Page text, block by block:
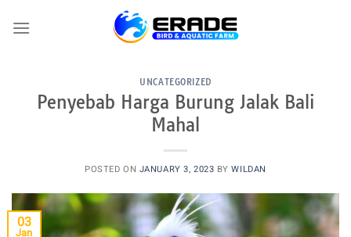
UNCATEGORIZED
Penyebab Harga Burung Jalak Bali
Mahal
POSTED ON JANUARY 3, 2023 BYWILDAN
03
Jan